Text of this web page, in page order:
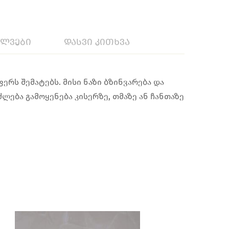
დასვი კითხვა
შემატებს. მისი ნაზი ბზინვარება და
გამოყენება კისერზე, თმაზე ან ჩანთაზე